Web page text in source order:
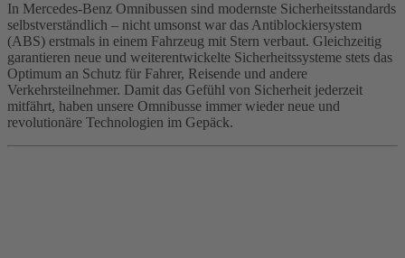
In Mercedes-Benz Omnibussen sind modernste Sicherheitsstandards
selbstverständlich – nicht umsonst war das Antiblockiersystem
(ABS) erstmals in einem Fahrzeug mit Stern verbaut. Gleichzeitig
garantieren neue und weiterentwickelte Sicherheitssysteme stets das
Optimum an Schutz für Fahrer, Reisende und andere
Verkehrsteilnehmer. Damit das Gefühl von Sicherheit jederzeit
mitfährt, haben unsere Omnibusse immer wieder neue und
revolutionäre Technologien im Gepäck.